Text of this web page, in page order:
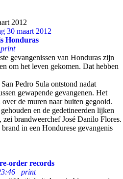
2012
30 maart 2012
Honduras
print
gevangenissen van Honduras zijn
om het leven gekomen. Dat hebben
Pedro Sula ontstond nadat
gewapende gevangenen. Het
de muren naar buiten gegooid.
en de gedetineerden lijken
zei brandweerchef José Danilo Flores.
in een Hondurese gevangenis
order records
print